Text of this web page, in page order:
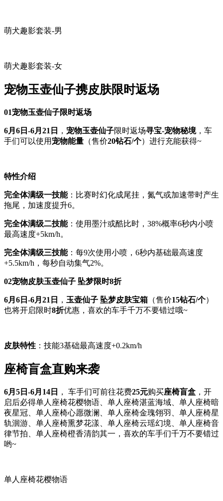
萌犬趣影套装-男
萌犬趣影套装-女
宠物玉壶仙子携皮肤限时返场
01宠物玉壶仙子限时返场
6月6日-6月21日 ， 宠物玉壶仙子限时返场寻宝-宠物秘境，车
手们可以使用 宠物能量 （售价20钻石/个）进行充能获得~
特性介绍
完全体满级一技能：比赛时幻化成尾挂，氮气或加速带时产生
拖尾，加速度提升6。
完全体满级二技能：使用墨汁或酷比时，38%概率6秒内小喷
最高速度+5km/h。
完全体满级三技能：每9次使用小喷，6秒内基础最高速度
+5.5km/h，每秒自动集气2%。
02宠物皮肤玉壶仙子 坠梦限时8折
6月6日-6月21日 ， 玉壶仙子 坠梦皮肤宝箱 （售价15钻石/个）
也将开启限时8折优惠，喜欢的车手千万不要错过哦~
皮肤特性 ：技能3基础最高速度+0.2km/h
座椅盲盒直购来袭
6月5日-6月14日 ， 车手们可前往花费25元购买座椅盲盒 ，开
启后必得单人座椅花樱物语、单人座椅湛蓝海域、单人座椅暗
夜星冠、单人座椅心愿微澜、单人座椅金瑰翎羽、单人座椅星
轨洄游、单人座椅熏梦花漾、单人座椅云瑶幻境、单人座椅音
律节拍、单人座椅橙香清韵其一，喜欢的车手们千万不要错过
哟~
单人座椅花樱物语